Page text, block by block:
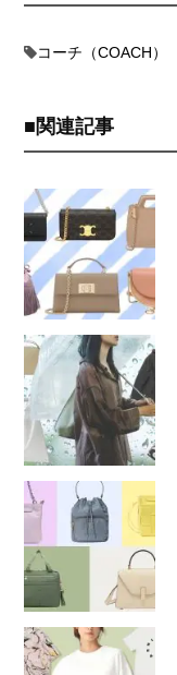
コーチ（COACH）
関連記事